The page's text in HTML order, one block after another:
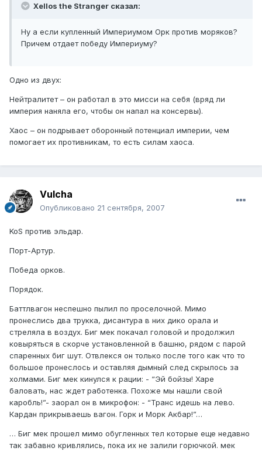
Xellos the Stranger сказал:
Ну а если купленный Империумом Орк против моряков?
Причем отдает победу Империуму?
Одно из двух:
Нейтралитет – он работал в это мисси на себя (вряд ли
империя наняла его, чтобы он напал на консервы).
Хаос – он подрывает оборонный потенциал империи, чем
помогает их противникам, то есть силам хаоса.
Vulcha
Опубликовано 21 сентября, 2007
KoS против эльдар.
Порт-Артур.
Победа орков.
Порядок.
Баттлвагон неспешно пылил по проселочной. Мимо
пронеслись два трукка, дисантура в них дико орала и
стреляла в воздух. Биг мек покачал головой и продолжил
ковыряться в скорче установленной в башню, рядом с парой
спаренных биг шут. Отвлекся он только после того как что то
большое пронеслось и оставляя дымный след скрылось за
холмами. Биг мек кинулся к рации: - “Эй бойзы! Харе
баловать, нас ждет работенка. Похоже мы нашли свой
каробль!”- заорал он в микрофон: - “Транс идешь на лево.
Кардан прикрываешь вагон. Горк и Морк Акбар!”…
… Биг мек прошел мимо обугленных тел которые еще недавно
так забавно кривлялись, пока их не залили горючкой. мек